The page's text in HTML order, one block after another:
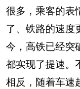
很多，乘客的表
了、铁路的速度
今，高铁已经突
都实现了提速。
相反，随着车速